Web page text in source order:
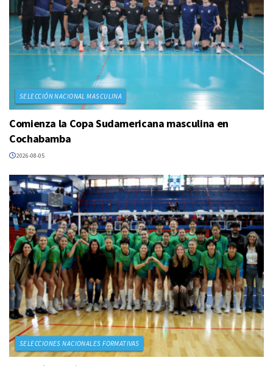
SELECCIÓN NACIONAL MASCULINA
Comienza la Copa Sudamericana masculina en
Cochabamba
2026-08-05
SELECCIONES NACIONALES FORMATIVAS